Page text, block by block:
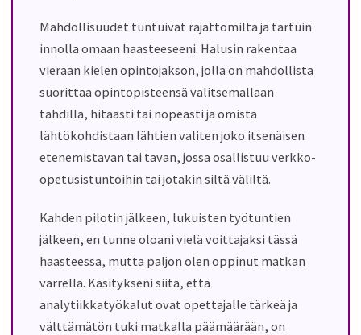
Mahdollisuudet tuntuivat rajattomilta ja tartuin
innolla omaan haasteeseeni. Halusin rakentaa
vieraan kielen opintojakson, jolla on mahdollista
suorittaa opintopisteensä valitsemallaan
tahdilla, hitaasti tai nopeasti ja omista
lähtökohdistaan lähtien valiten joko itsenäisen
etenemistavan tai tavan, jossa osallistuu verkko-
opetusistuntoihin tai jotakin siltä väliltä.
Kahden pilotin jälkeen, lukuisten työtuntien
jälkeen, en tunne oloani vielä voittajaksi tässä
haasteessa, mutta paljon olen oppinut matkan
varrella. Käsitykseni siitä, että
analytiikkatyökalut ovat opettajalle tärkeä ja
välttämätön tuki matkalla päämäärään, on